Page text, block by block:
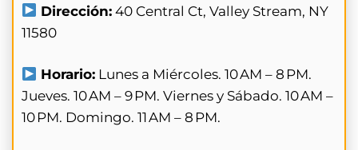
Dirección: 40 Central Ct, Valley Stream, NY
11580
Horario: Lunes a Miércoles. 10 AM – 8 PM.
Jueves. 10 AM – 9 PM. Viernes y Sábado. 10 AM –
10 PM. Domingo. 11 AM – 8 PM.